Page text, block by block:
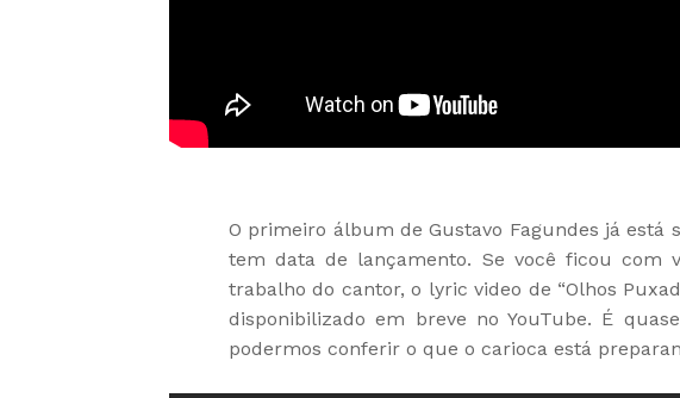
O primeiro álbum de Gustavo Fagundes já está
tem data de lançamento. Se você ficou com
trabalho do cantor, o lyric video de “Olhos
disponibilizado em breve no YouTube. É
podermos conferir o que o carioca está